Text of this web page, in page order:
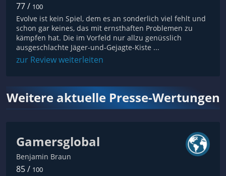
77 / 100
Evolve ist kein Spiel, dem es an sonderlich viel fehlt und
schon gar keines, das mit ernsthaften Problemen zu
kämpfen hat. Die im Vorfeld nur allzu genüsslich
ausgeschlachte Jäger-und-Gejagte-Kiste ...
zur Review weiterleiten
Weitere aktuelle Presse-Wertungen
Gamersglobal
Benjamin Braun
85 / 100